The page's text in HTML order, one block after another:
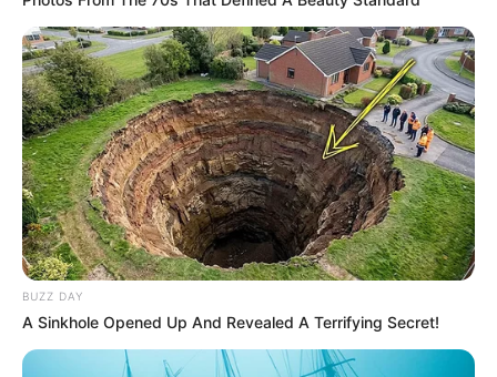
BUZZ DAY
A Sinkhole Opened Up And Revealed A Terrifying Secret!